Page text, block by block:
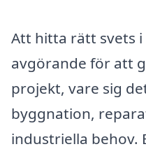
Att hitta rätt svets i
avgörande för att
projekt, vare sig
byggnation,
industriella behov.